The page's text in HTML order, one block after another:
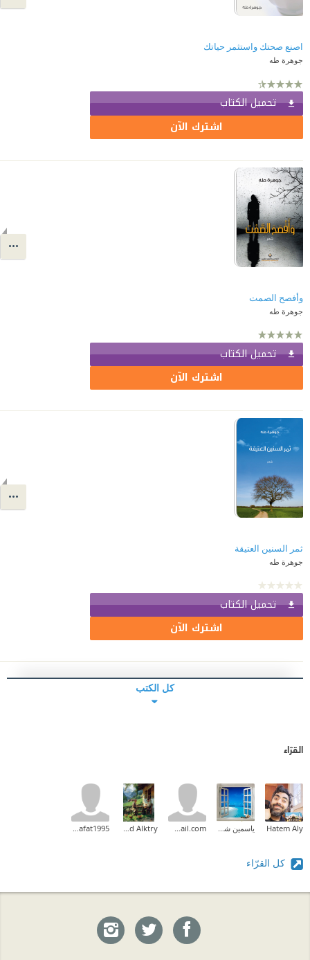
اصنع صحتك واستثمر حياتك
جوهرة طه
تحميل الكتاب
اشترك الآن
وأفصح الصمت
جوهرة طه
تحميل الكتاب
اشترك الآن
ثمر السنين العتيقة
جوهرة طه
تحميل الكتاب
اشترك الآن
كل الكتب
القرّاء
Hatem Aly ياسمين شرف achouaib.2013@gmail.com
Ahmed Alktry
mai_rafat1995
كل القرّاء